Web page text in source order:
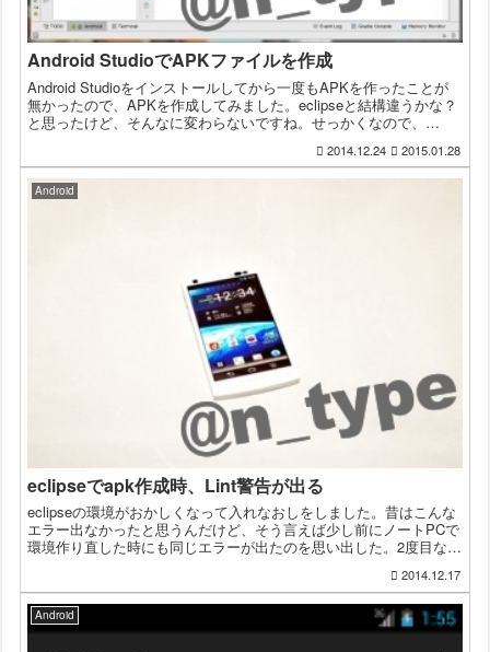
Android StudioでAPKファイルを作成
Android Studioをインストールしてから一度もAPKを作ったことが
無かったので、APKを作成してみました。eclipseと結構違うかな？
と思ったけど、そんなに変わらないですね。せっかくなので、
2014.12.24 2015.01.28
Android
eclipseでapk作成時、Lint警告が出る
eclipseの環境がおかしくなって入れなおしをしました。昔はこんな
エラー出なかったと思うんだけど、そう言えば少し前にノートPCで
環境作り直した時にも同じエラーが出たのを思い出した。2度目なの
2014.12.17
Android